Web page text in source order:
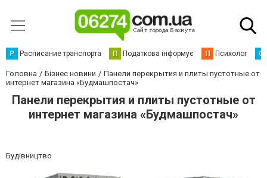
Р Расписание транспорта П Податкова інформує П Психолог С
Головна Бізнес новини
Панели перекрытия и плиты пустотные от
интернет магазина «Будмашпостач»
Панели перекрытия и плиты пустотные от
интернет магазина «Будмашпостач»
Будівництво